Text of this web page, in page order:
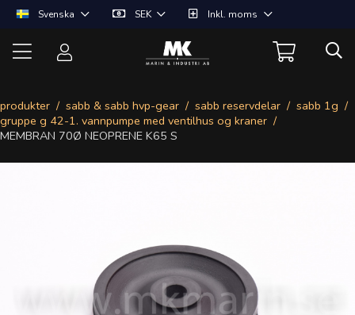
Svenska SEK Inkl. moms
produkter sabb & sabb hvp-gear sabb reservdelar
sabb 1g
gruppe g 42-1. vannpumpe med ventilhus og kraner
MEMBRAN 70Ø NEOPRENE K65 S